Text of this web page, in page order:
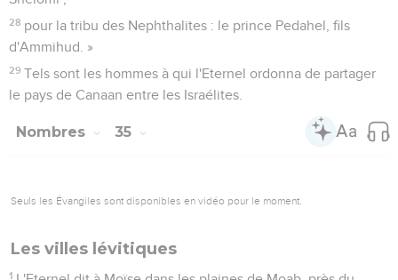
sera puni de mort.
S'il le frappe en tenant à la main une pierre qui puisse
Le meurtrier sera puni de mort.
18 S'il le frappe en tenant à la main un instrument de bois qui
puisse provoquer la mort et que mort s’ensuive, c'est un
rencontrera, il le tuera.
jette quelque chose sur lui avec préméditation et que mort